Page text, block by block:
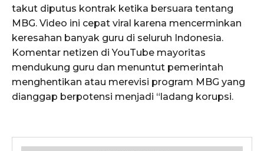
takut diputus kontrak ketika bersuara tentang
MBG. Video ini cepat viral karena mencerminkan
keresahan banyak guru di seluruh Indonesia.
Komentar netizen di YouTube mayoritas
mendukung guru dan menuntut pemerintah
menghentikan atau merevisi program MBG yang
dianggap berpotensi menjadi “ladang korupsi.